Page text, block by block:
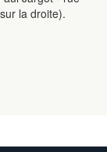
la droite).